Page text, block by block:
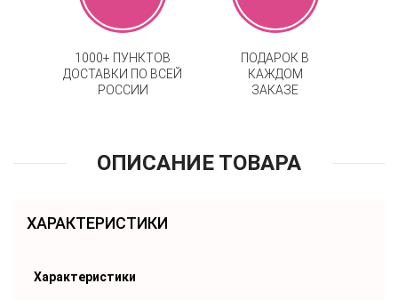
1000+ ПУНКТОВ
ДОСТАВКИ ПО ВСЕЙ
РОССИИ
ПОДАРОК В
КАЖДОМ
ЗАКАЗЕ
ОПИСАНИЕ ТОВАРА
ХАРАКТЕРИСТИКИ
Характеристики